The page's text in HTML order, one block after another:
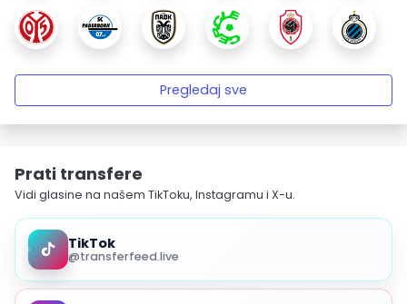
Pregledaj sve
Prati transfere
Vidi glasine na našem TikToku, Instagramu i X-u.
TikTok
@transferfeed.live